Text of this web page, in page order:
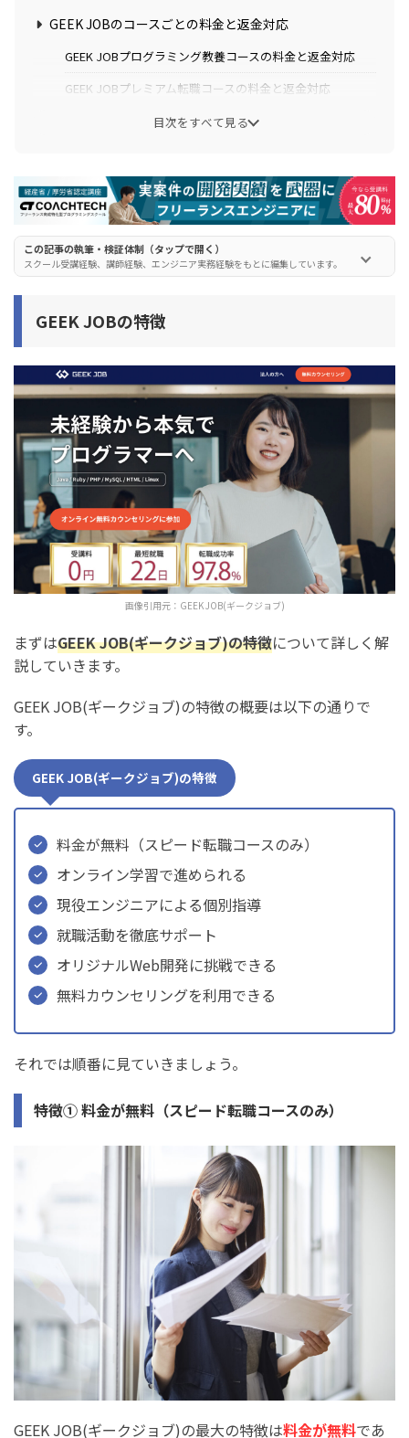
GEEK JOBのコースごとの料金と返金対応
GEEK JOBプログラミング教養コースの料金と返金対応
GEEK JOBプレミアム転職コースの料金と返金対応
GEEK JOBスピード転職コースの料金と返金対応
まとめ：GEEK JOB(ギークジョブ)の料金って高い？【コ
ースごとの料金や返金対応をご紹介】
目次をすべて見る
この記事の執筆・検証体制（タップで開く）
スクール受講経験、講師経験、エンジニア実務経験をもとに編集しています。
GEEK JOBの特徴
画像引用元： GEEK JOB(ギークジョブ)
まずはGEEK JOB(ギークジョブ)の特徴について詳しく解
説していきます。
GEEK JOB(ギークジョブ)の特徴の概要は以下の通りで
す。
GEEK JOB(ギークジョブ)の特徴
料金が無料（スピード転職コースのみ）
オンライン学習で進められる
現役エンジニアによる個別指導
就職活動を徹底サポート
オリジナルWeb開発に挑戦できる
無料カウンセリングを利用できる
それでは順番に見ていきましょう。
特徴① 料金が無料（スピード転職コースのみ）
GEEK JOB(ギークジョブ)の最大の特徴は料金が無料であ